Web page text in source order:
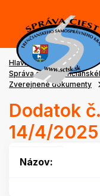
Hlavná stránka
Správa ciest
Zverejnené dokumenty
Dodatok
14/4/2025
Názov: